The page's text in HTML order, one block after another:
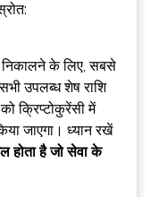
निकालने के लिए, सबसे
उपलब्ध शेष राशि
क्रिप्टोकुरेंसी में
जाएगा। ध्यान रखें
होता है जो सेवा के